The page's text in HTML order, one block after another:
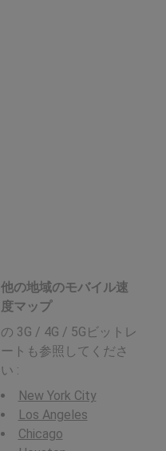
他の地域のモバイル速
度マップ
の 3G / 4G / 5Gビットレ
ートも参照してくださ
い :
New York City
Los Angeles
Chicago